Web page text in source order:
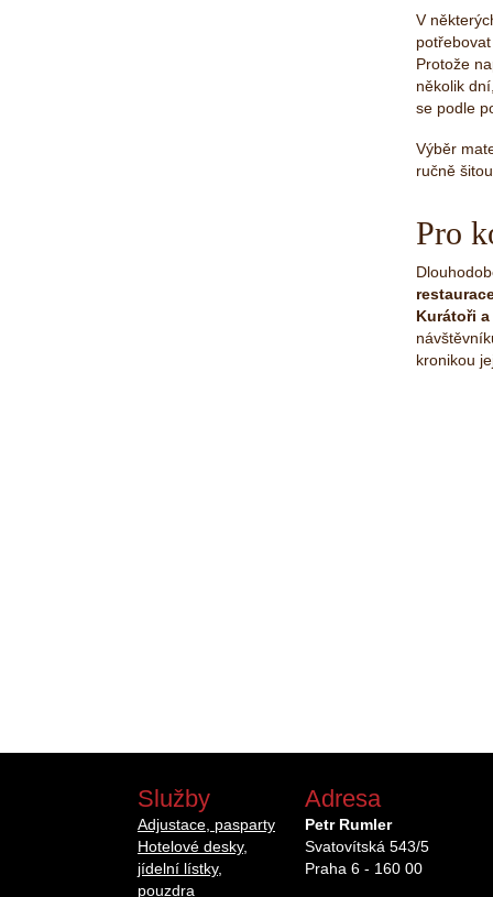
V
Protože
několik
se podle
Výběr
ručně
Pro
Kurátoři
kronikou
Služby
Adjustace, pasparty
Hotelové desky,
jídelní lístky,
pouzdra
Adresa
Petr Rumler
Svatovítská 543/5
Praha 6 - 160 00